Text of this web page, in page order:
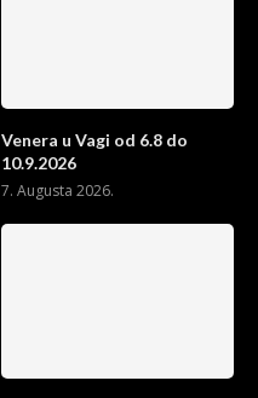
Venera u Vagi od 6.8 do
10.9.2026
7. Augusta 2026.